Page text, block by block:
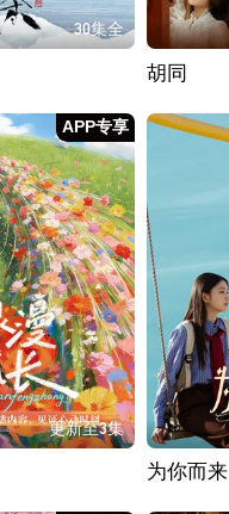
30集全
胡同
APP专享
更新至3集
为你而来